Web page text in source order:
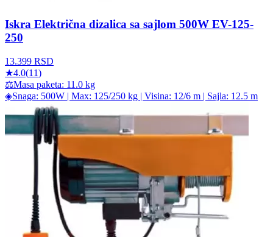
Iskra Električna dizalica sa sajlom 500W EV-125-
250
13.399 RSD
★4.0(11)
⚖Masa paketa: 11.0 kg
◈Snaga: 500W | Max: 125/250 kg | Visina: 12/6 m | Sajla: 12.5 m